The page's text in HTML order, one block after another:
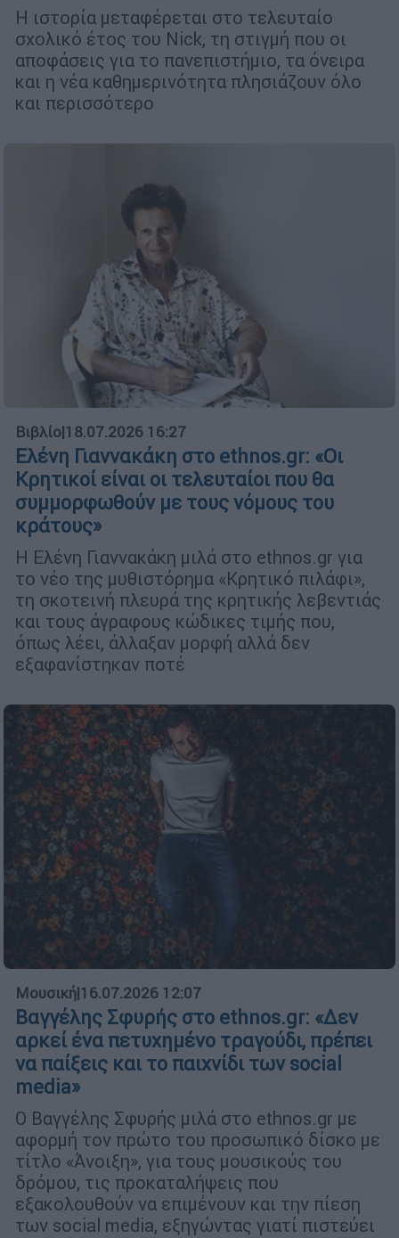
Η ιστορία μεταφέρεται στο τελευταίο
σχολικό έτος του Nick, τη στιγμή που οι
αποφάσεις για το πανεπιστήμιο, τα όνειρα
και η νέα καθημερινότητα πλησιάζουν όλο
και περισσότερο
Βιβλίο|18.07.2026 16:27
Ελένη Γιαννακάκη στο ethnos.gr: «Οι
Κρητικοί είναι οι τελευταίοι που θα
συμμορφωθούν με τους νόμους του
κράτους»
Η Ελένη Γιαννακάκη μιλά στο ethnos.gr για
το νέο της μυθιστόρημα «Κρητικό πιλάφι»,
τη σκοτεινή πλευρά της κρητικής λεβεντιάς
και τους άγραφους κώδικες τιμής που,
όπως λέει, άλλαξαν μορφή αλλά δεν
εξαφανίστηκαν ποτέ
Μουσική|16.07.2026 12:07
Βαγγέλης Σφυρής στο ethnos.gr: «Δεν
αρκεί ένα πετυχημένο τραγούδι, πρέπει
να παίξεις και το παιχνίδι των social
media»
Ο Βαγγέλης Σφυρής μιλά στο ethnos.gr με
αφορμή τον πρώτο του προσωπικό δίσκο με
τίτλο «Άνοιξη», για τους μουσικούς του
δρόμου, τις προκαταλήψεις που
εξακολουθούν να επιμένουν και την πίεση
των social media, εξηγώντας γιατί πιστεύει